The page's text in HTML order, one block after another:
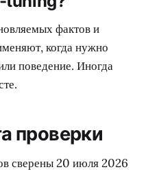
фактов и
когда нужно
поведение. Иногда
проверки
сверены 20 июля 2026